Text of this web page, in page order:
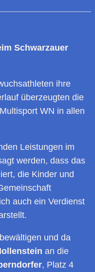
Schwarzauer
ihre
überzeugten die
WN in allen
Leistungen im
werden, dass das
die Kinder und
auch ein Verdienst
und da
an die
, Platz 4